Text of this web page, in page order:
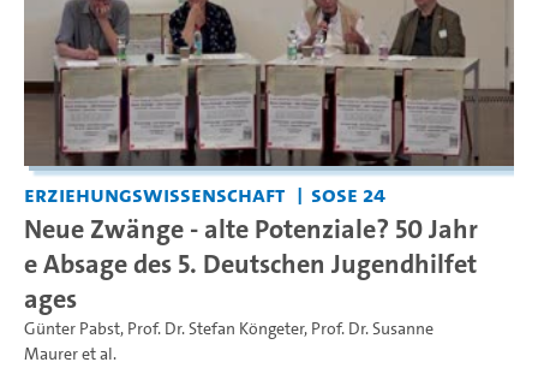
Erziehungswissenschaft SoSe 24
Neue Zwänge - alte Potenziale? 50 Jahr
e Absage des 5. Deutschen Jugendhilfet
ages
Günter Pabst, Prof. Dr. Stefan Köngeter, Prof. Dr. Susanne
Maureret al.